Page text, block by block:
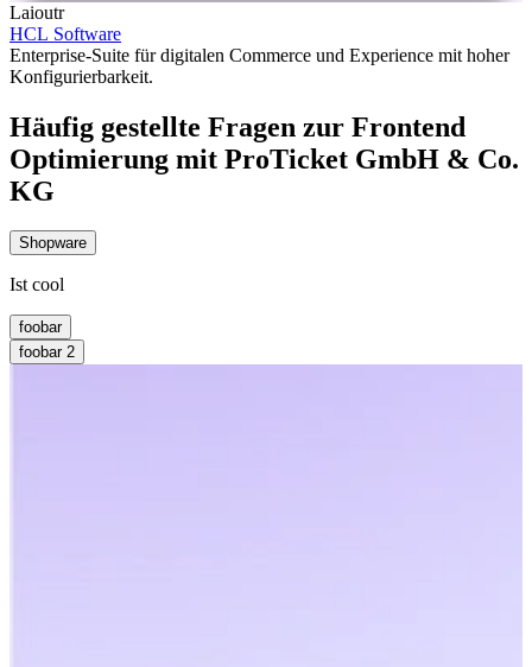
Laioutr
HCL Software
Enterprise-Suite für digitalen Commerce und Experience mit hoher
Konfigurierbarkeit.
Häufig gestellte Fragen zur Frontend
Optimierung mit ProTicket GmbH & Co.
KG
Shopware
Ist cool
foobar
foobar 2